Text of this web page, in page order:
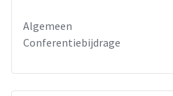
Algemeen
Conferentiebijdrage